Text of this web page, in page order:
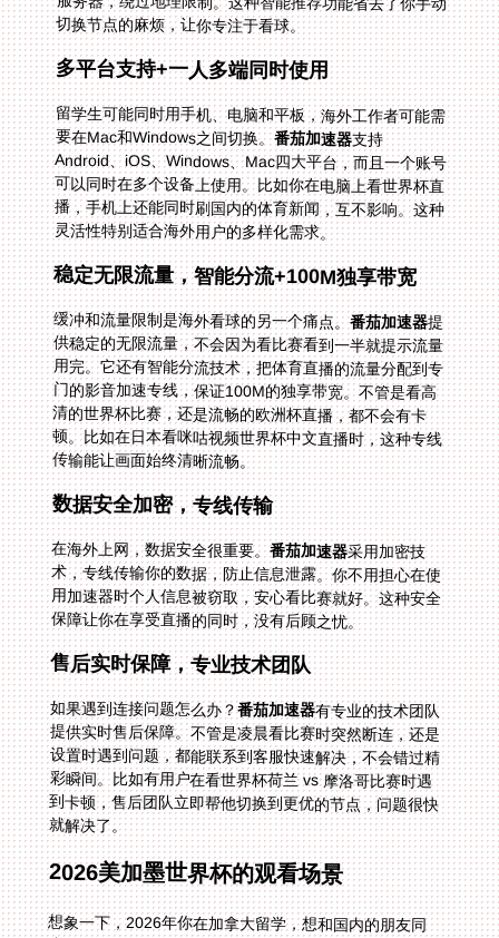
切换节点的麻烦，让你专注于看球。
多平台支持+一人多端同时使用
留学生可能同时用手机、电脑和平板，海外工作者可能需
要在Mac和Windows之间切换。番茄加速器支持
Android、iOS、Windows、Mac四大平台，而且一个账号
可以同时在多个设备上使用。比如你在电脑上看世界杯直
播，手机上还能同时刷国内的体育新闻，互不影响。这种
灵活性特别适合海外用户的多样化需求。
稳定无限流量，智能分流+100M独享带宽
缓冲和流量限制是海外看球的另一个痛点。番茄加速器提
供稳定的无限流量，不会因为看比赛看到一半就提示流量
用完。它还有智能分流技术，把体育直播的流量分配到专
门的影音加速专线，保证100M的独享带宽。不管是看高
清的世界杯比赛，还是流畅的欧洲杯直播，都不会有卡
顿。比如在日本看咪咕视频世界杯中文直播时，这种专线
传输能让画面始终清晰流畅。
数据安全加密，专线传输
在海外上网，数据安全很重要。番茄加速器采用加密技
术，专线传输你的数据，防止信息泄露。你不用担心在使
用加速器时个人信息被窃取，安心看比赛就好。这种安全
保障让你在享受直播的同时，没有后顾之忧。
售后实时保障，专业技术团队
如果遇到连接问题怎么办？番茄加速器有专业的技术团队
提供实时售后保障。不管是凌晨看比赛时突然断连，还是
设置时遇到问题，都能联系到客服快速解决，不会错过精
彩瞬间。比如有用户在看世界杯荷兰 vs 摩洛哥比赛时遇
到卡顿，售后团队立即帮他切换到更优的节点，问题很快
就解决了。
2026美加墨世界杯的观看场景
想象一下，2026年你在加拿大留学，想和国内的朋友同